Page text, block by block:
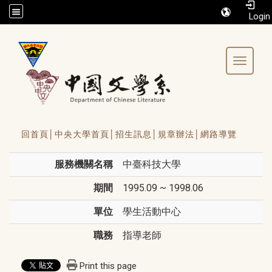
/accesskey"" title="Toolbar">:::
Toggle
回首頁│ 中央大學首頁│ 招生訊息│ 規章辦法│ 網路導覽
服務機關名稱 中臺科技大學
期間 1995.09 ~ 1998.06
單位 學生活動中心
職務 指導老師
Print this page